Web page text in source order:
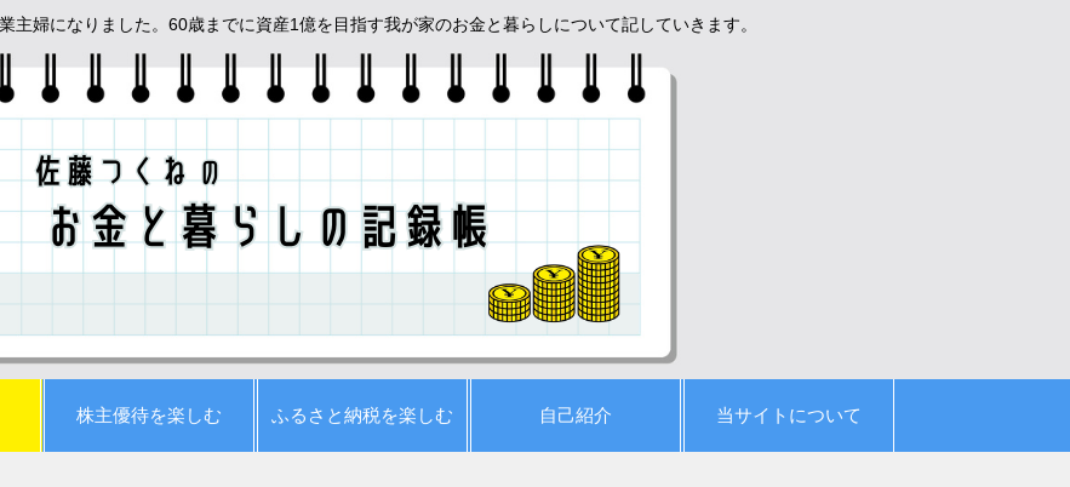
主婦になりました。60歳までに資産1億を目指す我が家のお金と暮らしについて記していきます。
株主優待を楽しむ ふるさと納税を楽しむ 自己紹介 当サイトについて